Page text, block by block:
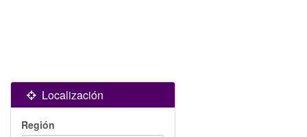
Localización
Región